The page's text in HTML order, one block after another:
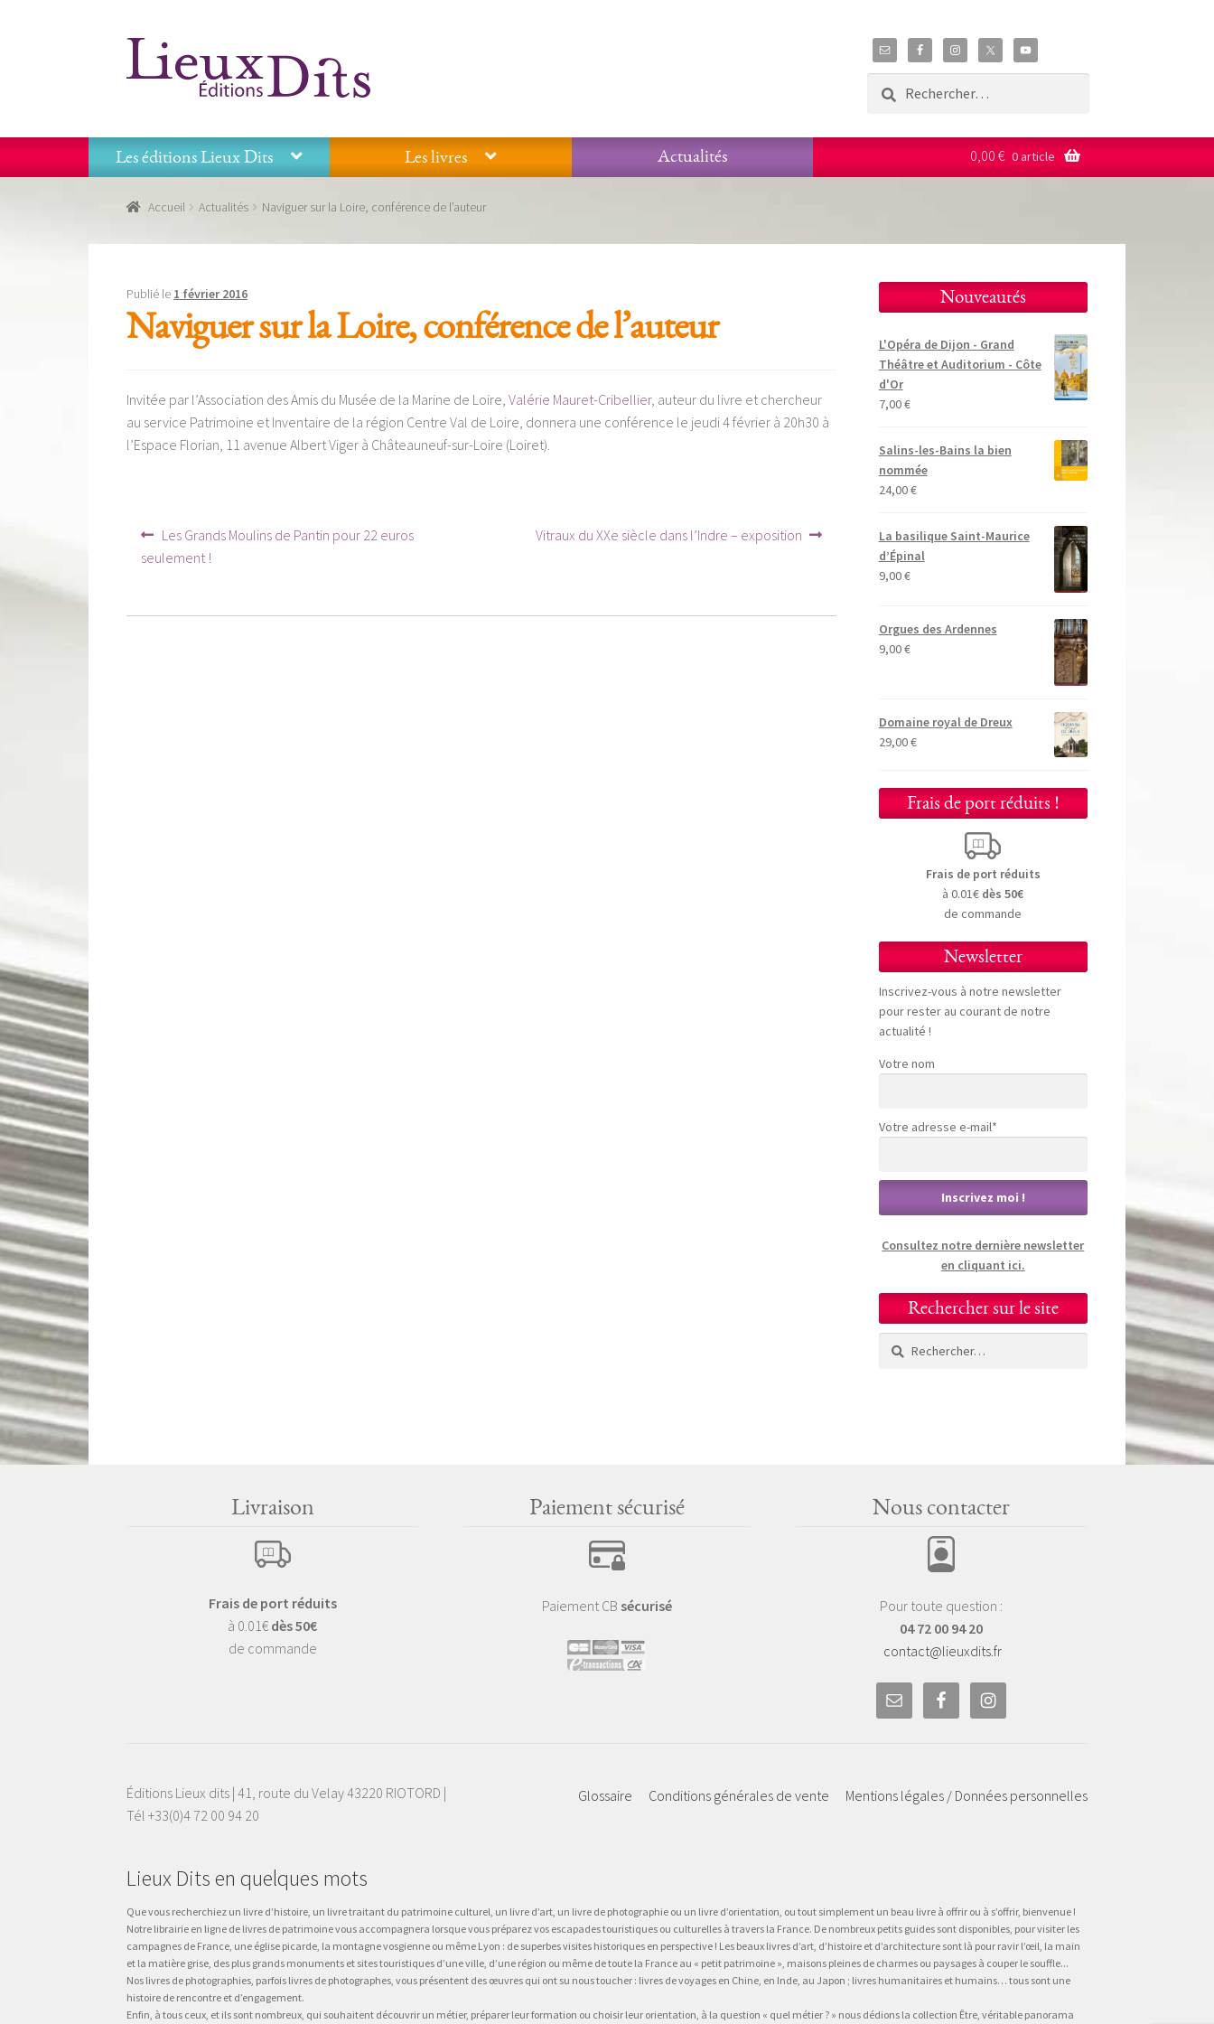
Aller
à
Aller
au
Les éditions Lieux Dits Les livres
Actualités
0,00 € 0 article
Accueil Actualités Naviguer sur la Loire, conférence de l’auteur
Publié le 1 février 2016
Naviguer sur la Loire, conférence de l’auteur
Invitée par l’Association des Amis du Musée de la Marine de Loire,Valérie Mauret-Cribellier, auteur du livre et chercheur
au service Patrimoine et Inventaire de la région Centre Val de Loire, donnera une conférence le jeudi 4 février à 20h30 à
l’Espace Florian, 11 avenue Albert Viger à Châteauneuf-sur-Loire (Loiret).
Navigation
de
Article
précédent :
Les Grands Moulins de Pantin pour 22 euros
seulement !
Article
Vitraux du XXe siècle dans l’Indre – exposition
Nouveautés
L'Opéra de Dijon - Grand
Théâtre et Auditorium - Côte
d'Or
7,00€
Salins-les-Bains la bien
nommée
24,00€
La basilique Saint-Maurice
d’Épinal
9,00€
Orgues des Ardennes
9,00€
Domaine royal de Dreux
29,00€
Frais de port réduits !
Frais de port réduits
à 0.01€ dès 50€
de commande
Newsletter
Inscrivez-vous à notre newsletter
pour rester au courant de notre
actualité !
Votre nom
Votre adresse e-mail*
Consultez notre dernière newsletter
en cliquant ici.
Rechercher sur le site
Rechercher :
Livraison
Frais de port réduits
à 0.01€ dès 50€
de commande
Paiement sécurisé
Paiement CB sécurisé
Nous contacter
Pour toute question :
04 72 00 94 20
contact@lieuxdits.fr
Glossaire Conditions générales de vente Mentions légales / Données personnelles
Éditions Lieux dits | 41, route du Velay 43220 RIOTORD |
Tél +33(0)4 72 00 94 20
Lieux Dits en quelques mots
Que vous recherchiez un livre d’histoire, un livre traitant du patrimoine culturel, un livre d’art, un livre de photographie ou un livre d’orientation, ou tout simplement un beau livre à offrir ou à s’offrir, bienvenue !
Notre librairie en ligne de livres de patrimoine vous accompagnera lorsque vous préparez vos escapades touristiques ou culturelles à travers la France. De nombreux petits guides sont disponibles, pour visiter les
campagnes de France, une église picarde, la montagne vosgienne ou même Lyon : de superbes visites historiques en perspective ! Les beaux livres d’art, d’histoire et d’architecture sont là pour ravir l’œil, la main
et la matière grise, des plus grands monuments et sites touristiques d’une ville, d’une région ou même de toute la France au « petit patrimoine », maisons pleines de charmes ou paysages à couper le souffle...
Nos livres de photographies, parfois livres de photographes, vous présentent des œuvres qui ont su nous toucher : livres de voyages en Chine, en Inde, au Japon ; livres humanitaires et humains… tous sont une
histoire de rencontre et d’engagement.
Enfin, à tous ceux, et ils sont nombreux, qui souhaitent découvrir un métier, préparer leur formation ou choisir leur orientation, à la question « quel métier ? » nous dédions la collection Être, véritable panorama